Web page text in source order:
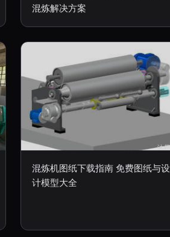
混炼解决方案
混炼机图纸下载指南 免费图纸与设
计模型大全